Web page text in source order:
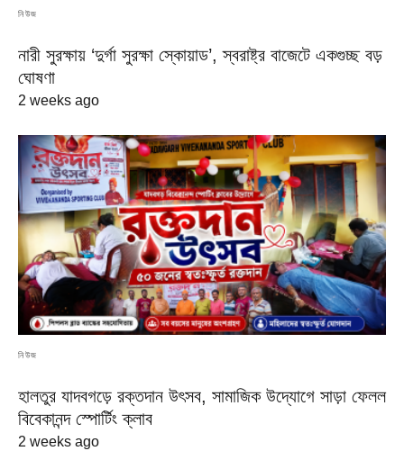
নিউজ
নারী সুরক্ষায় ‘দুর্গা সুরক্ষা স্কোয়াড’, স্বরাষ্ট্র বাজেটে একগুচ্ছ বড়
ঘোষণা
2 weeks ago
নিউজ
হালতুর যাদবগড়ে রক্তদান উৎসব, সামাজিক উদ্যোগে সাড়া ফেলল
বিবেকানন্দ স্পোর্টিং ক্লাব
2 weeks ago